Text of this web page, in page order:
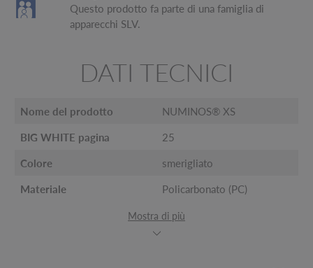
Questo prodotto fa parte di una famiglia di
apparecchi SLV.
DATI TECNICI
Nome del prodotto NUMINOS® XS
BIG WHITE pagina 25
Colore smerigliato
Materiale Policarbonato (PC)
Mostra di più